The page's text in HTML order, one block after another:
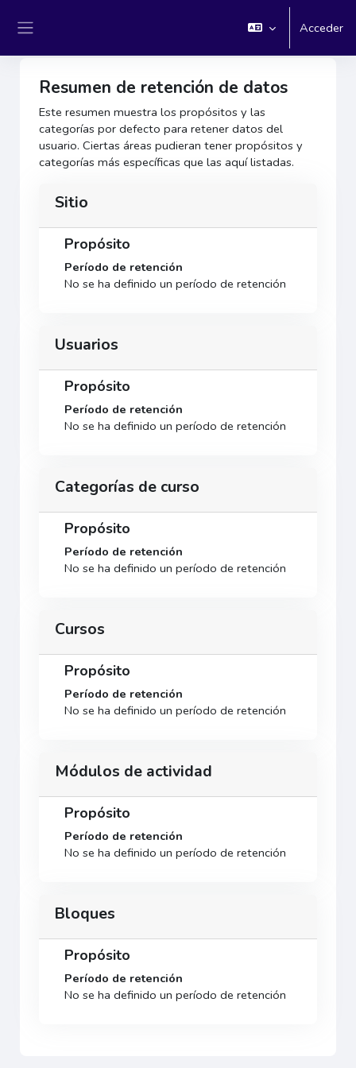
Acceder
e-Continua - Universidad del Rosario
Resumen de retención de datos
Este resumen muestra los propósitos y las
categorías por defecto para retener datos del
usuario. Ciertas áreas pudieran tener propósitos y
categorías más específicas que las aquí listadas.
Sitio
Propósito
Período de retención
No se ha definido un período de retención
Usuarios
Propósito
Período de retención
No se ha definido un período de retención
Categorías de curso
Propósito
Período de retención
No se ha definido un período de retención
Cursos
Propósito
Período de retención
No se ha definido un período de retención
Módulos de actividad
Propósito
Período de retención
No se ha definido un período de retención
Bloques
Propósito
Período de retención
No se ha definido un período de retención